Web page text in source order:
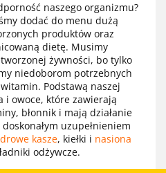
naszego organizmu?
dodać do menu dużą
produktów oraz
dietę. Musimy
żywności, bo tylko
niedoborom potrzebnych
Podstawą naszej
i owoce, które zawierają
błonnik i mają działanie
uzupełnieniem
kasze, kiełki i nasiona
odżywcze.